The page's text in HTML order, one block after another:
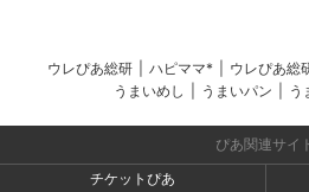
ウレぴあ総研 ハピママ* ウレぴあ総
うまいめし
うまいパン う
ぴあ関連サイ
チケットぴあ